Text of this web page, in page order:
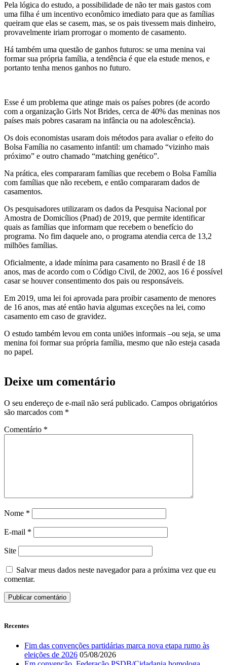
Pela lógica do estudo, a possibilidade de não ter mais gastos com
uma filha é um incentivo econômico imediato para que as famílias
queiram que elas se casem, mas, se os pais tivessem mais dinheiro,
provavelmente iriam prorrogar o momento de casamento.
Há também uma questão de ganhos futuros: se uma menina vai
formar sua própria família, a tendência é que ela estude menos, e
portanto tenha menos ganhos no futuro.
Esse é um problema que atinge mais os países pobres (de acordo
com a organização Girls Not Brides, cerca de 40% das meninas nos
países mais pobres casaram na infância ou na adolescência).
Os dois economistas usaram dois métodos para avaliar o efeito do
Bolsa Família no casamento infantil: um chamado “vizinho mais
próximo” e outro chamado “matching genético”.
Na prática, eles compararam famílias que recebem o Bolsa Família
com famílias que não recebem, e então compararam dados de
casamentos.
Os pesquisadores utilizaram os dados da Pesquisa Nacional por
Amostra de Domicílios (Pnad) de 2019, que permite identificar
quais as famílias que informam que recebem o benefício do
programa. No fim daquele ano, o programa atendia cerca de 13,2
milhões famílias.
Oficialmente, a idade mínima para casamento no Brasil é de 18
anos, mas de acordo com o Código Civil, de 2002, aos 16 é possível
casar se houver consentimento dos pais ou responsáveis.
Em 2019, uma lei foi aprovada para proibir casamento de menores
de 16 anos, mas até então havia algumas exceções na lei, como
casamento em caso de gravidez.
O estudo também levou em conta uniões informais –ou seja, se uma
menina foi formar sua própria família, mesmo que não esteja casada
no papel.
Deixe um comentário
O seu endereço de e-mail não será publicado. Campos obrigatórios
são marcados com *
Comentário *
Nome *
E-mail *
Site
Salvar meus dados neste navegador para a próxima vez que eu
comentar.
Recentes
Fim das convenções partidárias marca nova etapa rumo às
eleições de 2026 05/08/2026